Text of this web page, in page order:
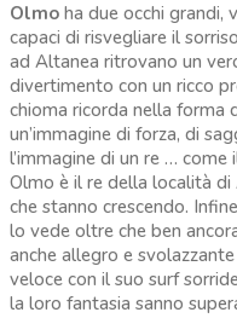
Olmo ha due occhi grandi,
capaci di risvegliare il
ad Altanea ritrovano un
divertimento con un ricco
chioma ricorda nella forma
un’immagine di forza, di
l’immagine di un re …
Olmo è il re della località
che stanno crescendo.
lo vede oltre che ben
anche allegro e
veloce con il suo surf
la loro fantasia sanno